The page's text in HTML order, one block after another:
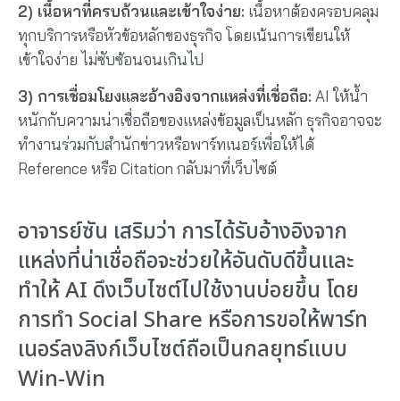
2) เนื้อหาที่ครบถ้วนและเข้าใจง่าย: เนื้อหาต้องครอบคลุม
ทุกบริการหรือหัวข้อหลักของธุรกิจ โดยเน้นการเขียนให้
เข้าใจง่าย ไม่ซับซ้อนจนเกินไป
3) การเชื่อมโยงและอ้างอิงจากแหล่งที่เชื่อถือ: AI ให้น้ำ
หนักกับความน่าเชื่อถือของแหล่งข้อมูลเป็นหลัก ธุรกิจอาจจะ
ทำงานร่วมกับสำนักข่าวหรือพาร์ทเนอร์เพื่อให้ได้
Reference หรือ Citation กลับมาที่เว็บไซต์
อาจารย์ซัน เสริมว่า การได้รับอ้างอิงจาก
แหล่งที่น่าเชื่อถือจะช่วยให้อันดับดีขึ้นและ
ทำให้ AI ดึงเว็บไซต์ไปใช้งานบ่อยขึ้น โดย
การทำ Social Share หรือการขอให้พาร์ท
เนอร์ลงลิงก์เว็บไซต์ถือเป็นกลยุทธ์แบบ
Win-Win